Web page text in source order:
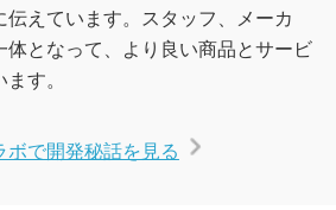
えています。スタッフ、メーカ
体となって、より良い商品とサービ
す。
で開発秘話を見る